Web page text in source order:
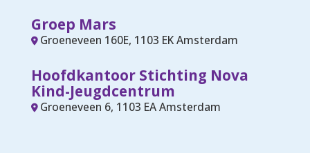
Groep Mars
Groeneveen 160E, 1103 EK Amsterdam
Hoofdkantoor Stichting Nova
Kind-Jeugdcentrum
Groeneveen 6, 1103 EA Amsterdam